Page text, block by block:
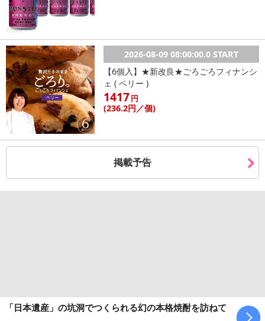
2026-08-09 08:00:00.0 START
【6個入】★新改良★ごろごろフィナンシ
ェ ( ベリー )
1417円
(236.2円 ／個)
掲載予告
「日本遺産」の坑洞でつくられる幻の本格焼酎を訪ねて